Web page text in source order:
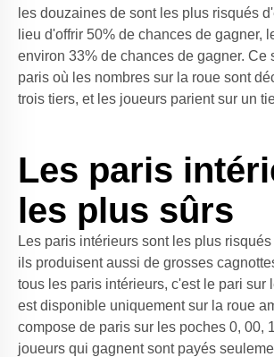
les douzaines de sont les plus risqués
lieu d'offrir 50% de chances de gagner,
environ 33% de chances de gagner. Ce
paris où les nombres sur la roue sont
trois tiers, et les joueurs parient sur un
Les paris
les plus sûrs
Les paris intérieurs sont les plus
ils produisent aussi de grosses
tous les paris intérieurs, c'est le pari sur
est disponible uniquement sur la roue
compose de paris sur les poches 0, 00,
joueurs qui gagnent sont payés